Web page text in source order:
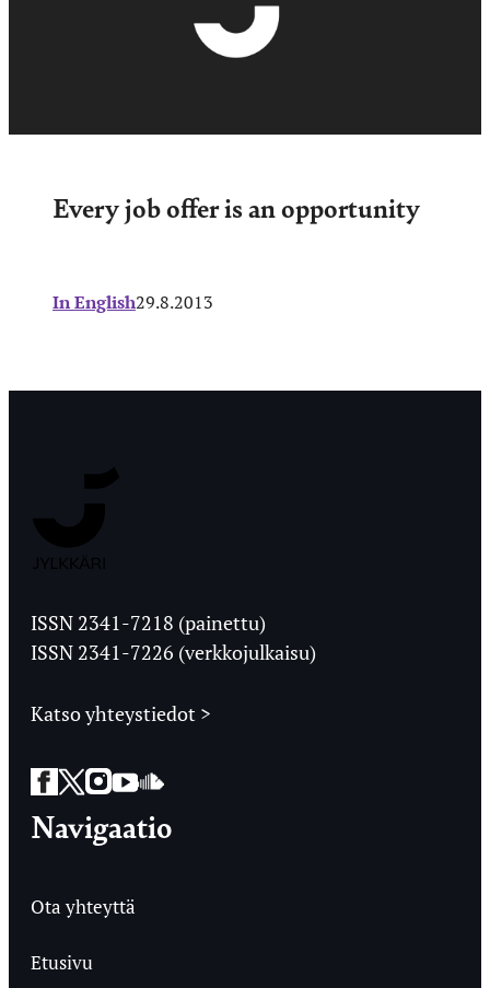
Every job offer is an opportunity
In English29.8.2013
Ylioppilaslehti
ISSN 2341-7218 (painettu)
ISSN 2341-7226 (verkkojulkaisu)
Katso yhteystiedot >
Facebook
Twitter
Instagram
YouTube
SoundCloud
Navigaatio
Ota yhteyttä
Etusivu